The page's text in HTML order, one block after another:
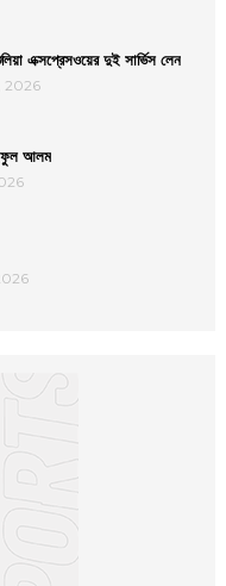
এক্সপ্রেসওয়ের দুই সার্ভিস লেন
2026
আলম